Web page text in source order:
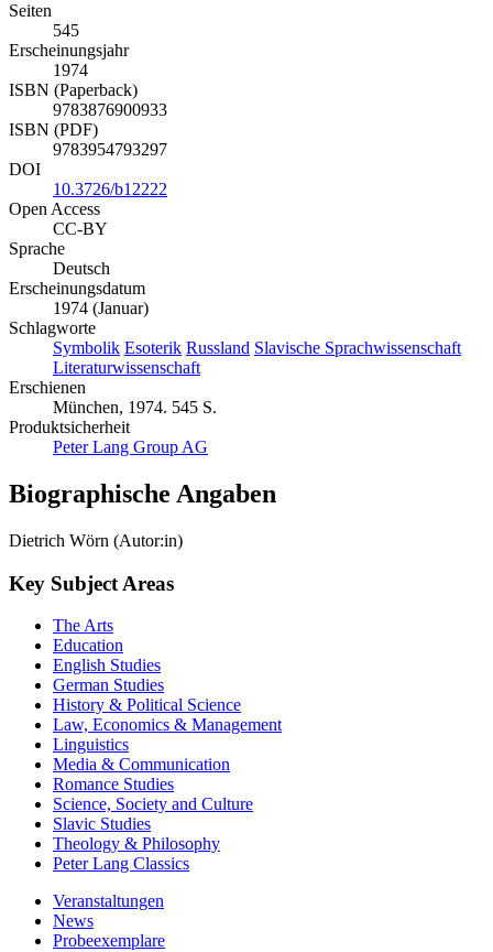
Seiten
545
Erscheinungsjahr
1974
ISBN (Paperback)
9783876900933
ISBN (PDF)
9783954793297
DOI
10.3726/b12222
Open Access
CC-BY
Sprache
Deutsch
Erscheinungsdatum
1974 (Januar)
Schlagworte
Symbolik Esoterik Russland Slavische Sprachwissenschaft
Literaturwissenschaft
Erschienen
München, 1974. 545 S.
Produktsicherheit
Peter Lang Group AG
Biographische Angaben
Dietrich Wörn (Autor:in)
Key Subject Areas
The Arts
Education
English Studies
German Studies
History & Political Science
Law, Economics & Management
Linguistics
Media & Communication
Romance Studies
Science, Society and Culture
Slavic Studies
Theology & Philosophy
Peter Lang Classics
Veranstaltungen
News
Probeexemplare